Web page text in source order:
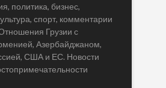
политика, бизнес,
спорт, комментарии
Грузии с
Азербайджаном,
США и ЕС. Новости